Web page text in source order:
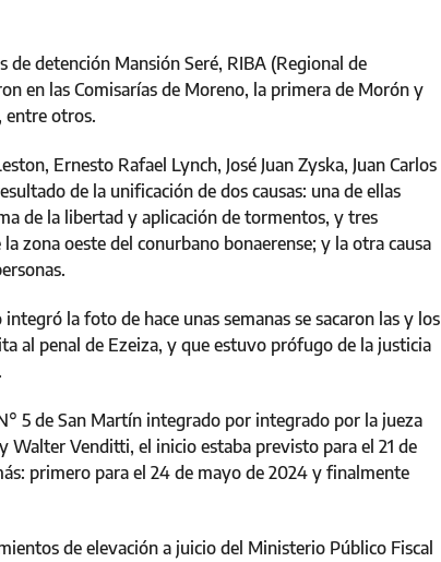
detención Mansión Seré, RIBA (Regional de
en las Comisarías de Moreno, la primera de Morón y
entre otros.
Ernesto Rafael Lynch, José Juan Zyska, Juan Carlos
de la unificación de dos causas: una de ellas
de la libertad y aplicación de tormentos, y tres
zona oeste del conurbano bonaerense; y la otra causa
la foto de hace unas semanas se sacaron las y los
al penal de Ezeiza, y que estuvo prófugo de la justicia
5 de San Martín integrado por integrado por la jueza
Venditti, el inicio estaba previsto para el 21 de
primero para el 24 de mayo de 2024 y finalmente
de elevación a juicio del Ministerio Público Fiscal